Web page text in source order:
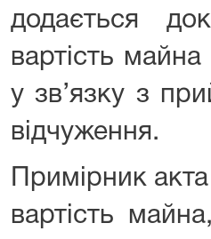
додається
вартість
у зв’язку з
відчуження.
Примірник
вартість